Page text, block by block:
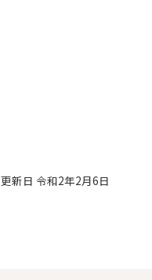
更新日 令和2年2月6日